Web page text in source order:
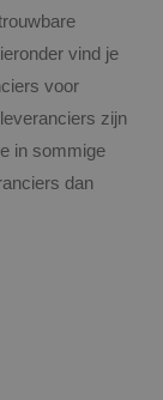
vind je
voor
zijn
in sommige
dan
zoals
de
/Domein